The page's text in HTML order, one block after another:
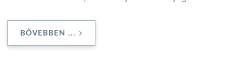
BŐVEBBEN ...